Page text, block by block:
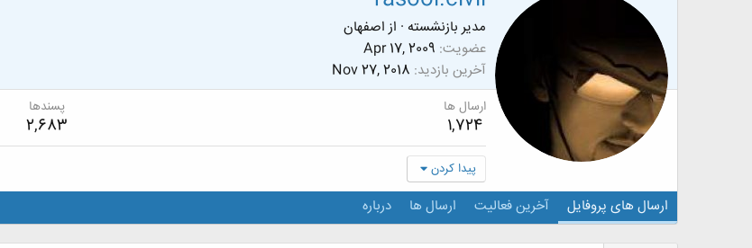
مدیر بازنشسته · از اصفهان
عضویت Apr 17, 2009
آخرین بازدید Nov 27, 2018
ارسال ها
1,724
پسندها
2,683
پیدا کردن
ارسال های پروفایل آخرین فعالیت ارسال ها درباره